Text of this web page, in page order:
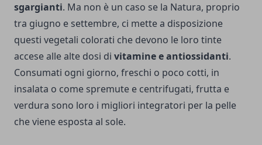
sgargianti. Ma non è un caso se la Natura, proprio
tra giugno e settembre, ci mette a disposizione
questi vegetali colorati che devono le loro tinte
accese alle alte dosi di vitamine e antiossidanti.
Consumati ogni giorno, freschi o po­co cotti, in
insalata o co­me spremute e centrifu­gati, frutta e
verdura sono loro i migliori integratori per la pelle
che viene esposta al sole.